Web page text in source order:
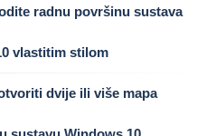
radnu površinu sustava
vlastitim stilom
dvije ili više mapa